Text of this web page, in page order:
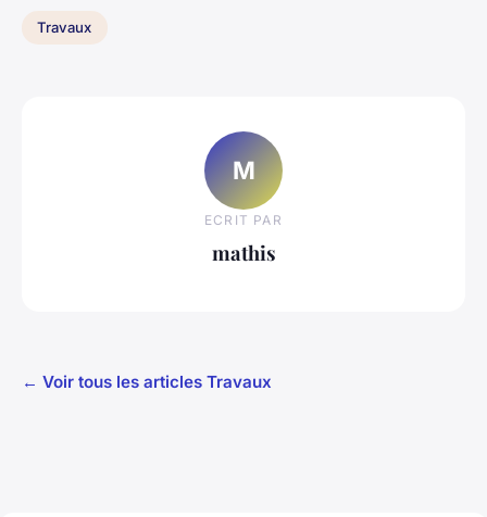
Travaux
M
ECRIT PAR
mathis
← Voir tous les articles Travaux